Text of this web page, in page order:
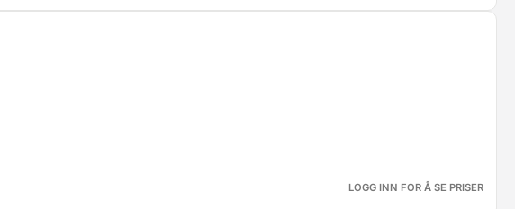
LOGG INN FOR Å SE PRISER